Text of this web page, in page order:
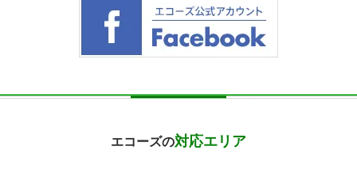
エコーズの対応エリア